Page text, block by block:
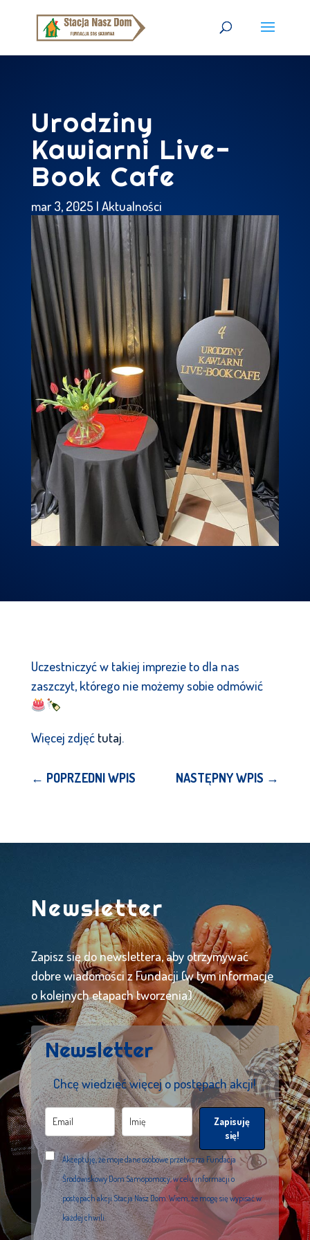
Urodziny
Kawiarni Live-
Book Cafe
mar 3, 2025 | Aktualności
Uczestniczyć w takiej imprezie to dla nas
zaszczyt, którego nie możemy sobie odmówić
Więcej zdjęćtutaj.
← POPRZEDNI WPIS NASTĘPNY WPIS →
Newsletter
Zapisz się do newslettera, aby otrzymywać
dobre wiadomości z Fundacji (w tym informacje
o kolejnych etapach tworzenia).
Newsletter
Chcę wiedzieć więcej o postępach akcji!
Zapisuję
się!
Akceptuję, że moje dane osobowe przetwarza Fundacja
Środowiskowy Dom Samopomocy, w celu informacji o
postępach akcji Stacja Nasz Dom. Wiem, że mogę się wypisać w
każdej chwili.